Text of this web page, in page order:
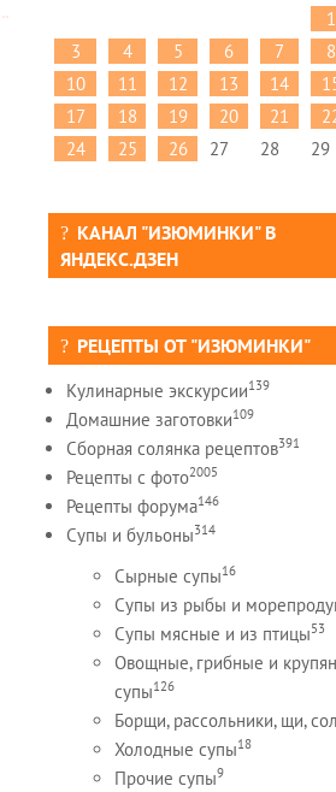
1
3
4 5 6 7 8
10
11 12 13 14
17
18 19 20 21
24
25 26 27 28 29
КАНАЛ "ИЗЮМИНКИ" В
ЯНДЕКС.ДЗЕН
РЕЦЕПТЫ ОТ "ИЗЮМИНКИ"
Кулинарные экскурсии139
Домашние заготовки109
Сборная солянка рецептов391
Рецепты c фото2005
Рецепты форума146
Супы и бульоны314
Сырные супы16
Супы из рыбы и
Супы мясные и из птицы53
Овощные, грибные и
супы126
Борщи, рассольники, щи,
Холодные супы18
Прочие супы9